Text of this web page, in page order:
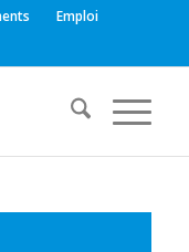
Emploi